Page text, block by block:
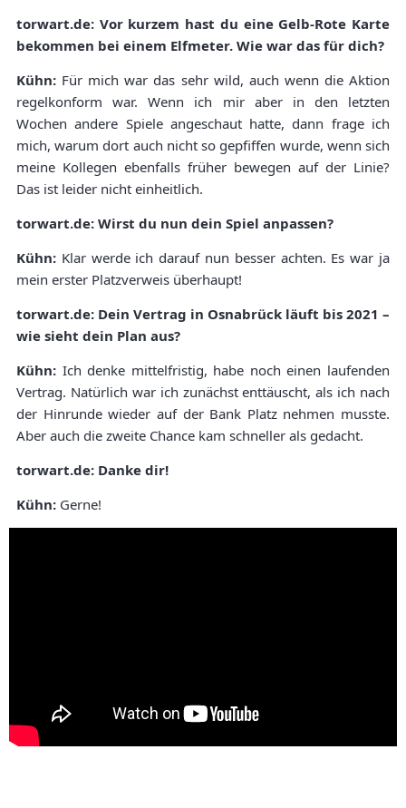
torwart.de: Vor kurzem hast du eine Gelb-Rote Karte
bekommen bei einem Elfmeter. Wie war das für dich?
Kühn: Für mich war das sehr wild, auch wenn die Aktion
regelkonform war. Wenn ich mir aber in den letzten
Wochen andere Spiele angeschaut hatte, dann frage ich
mich, warum dort auch nicht so gepfiffen wurde, wenn sich
meine Kollegen ebenfalls früher bewegen auf der Linie?
Das ist leider nicht einheitlich.
torwart.de: Wirst du nun dein Spiel anpassen?
Kühn: Klar werde ich darauf nun besser achten. Es war ja
mein erster Platzverweis überhaupt!
torwart.de: Dein Vertrag in Osnabrück läuft bis 2021 –
wie sieht dein Plan aus?
Kühn: Ich denke mittelfristig, habe noch einen laufenden
Vertrag. Natürlich war ich zunächst enttäuscht, als ich nach
der Hinrunde wieder auf der Bank Platz nehmen musste.
Aber auch die zweite Chance kam schneller als gedacht.
torwart.de: Danke dir!
Kühn: Gerne!